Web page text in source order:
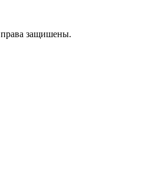
защишены.